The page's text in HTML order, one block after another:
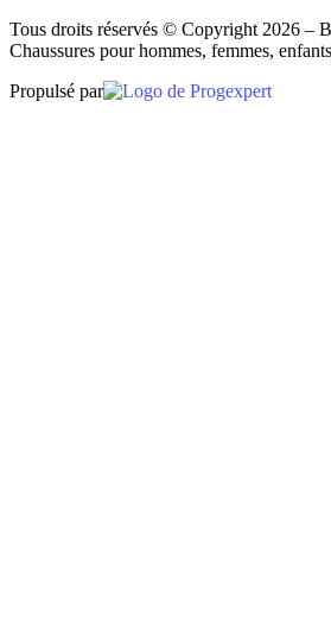
Tous droits réservés © Copyright 2026 –
Chaussures pour hommes, femmes, enfants
Propulsé par